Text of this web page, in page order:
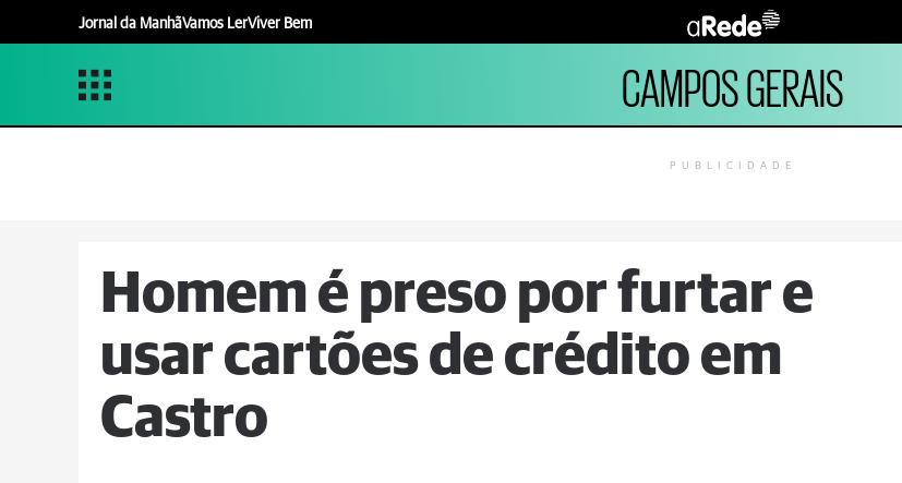
Jornal da ManhãVamos LerViver Bem
CAMPOS GERAIS
PUBLICIDADE
Homem é preso por furtar e
usar cartões de crédito em
Castro